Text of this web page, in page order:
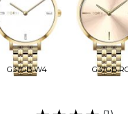
G37GB.W4